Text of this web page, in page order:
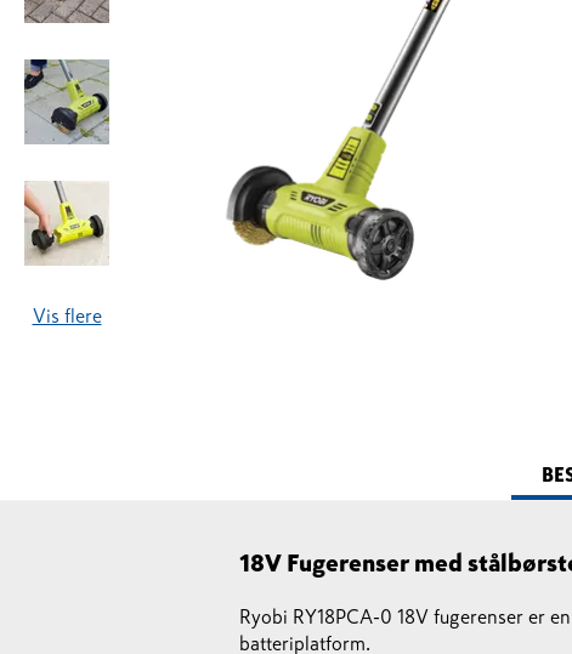
Vis flere
18V Fugerenser med
Ryobi RY18PCA-0 18V fugerenser er
batteriplatform.